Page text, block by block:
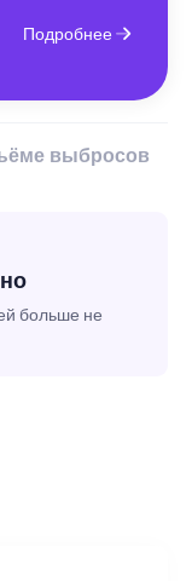
Подробнее
выбросов
больше не